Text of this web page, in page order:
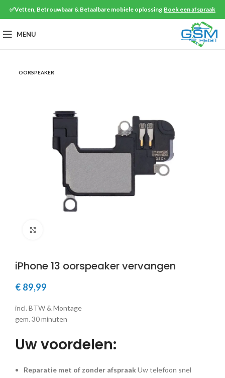
✅Vetten, Betrouwbaar & Betaalbare mobiele oplossing Boek een afspraak
MENU
OORSPEAKER
iPhone 13 oorspeaker vervangen
€ 89,99
incl. BTW & Montage
gem. 30 minuten
Uw voordelen:
Reparatie met of zonder afspraakUw telefoon snel